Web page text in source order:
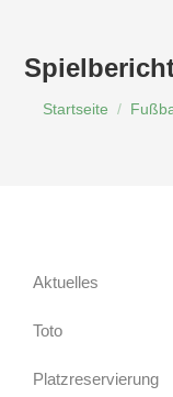
Du bist hier:
Startseite
Aktuelles
Toto
Platzreservierung